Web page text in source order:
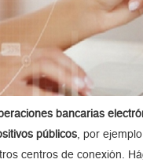
bancarias
públicos, por
centros de conexión.